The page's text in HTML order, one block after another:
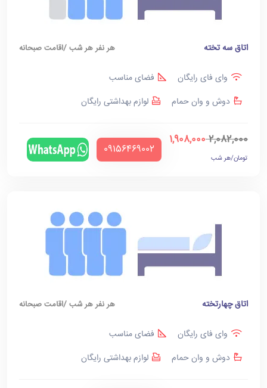
اتاق سه تخته هر نفر هر شب /اقامت صبحانه
وای فای رایگان
فضای مناسب
دوش و وان حمام
لوازم بهداشتی رایگان
2,082,000
1,908,000
تومان/هر شب
‪09156469002‬
اتاق چهارتخته هر نفر هر شب /اقامت صبحانه
وای فای رایگان
فضای مناسب
دوش و وان حمام
لوازم بهداشتی رایگان